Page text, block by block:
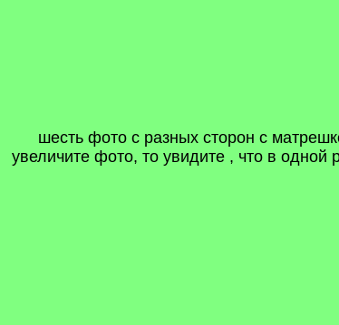
шесть фото с разных сторон с
увеличите фото, то увидите , что в